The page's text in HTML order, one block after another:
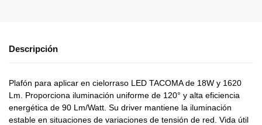
Descripción
Plafón para aplicar en cielorraso LED TACOMA de 18W y 1620
Lm. Proporciona iluminación uniforme de 120° y alta eficiencia
energética de 90 Lm/Watt. Su driver mantiene la iluminación
estable en situaciones de variaciones de tensión de red. Vida útil